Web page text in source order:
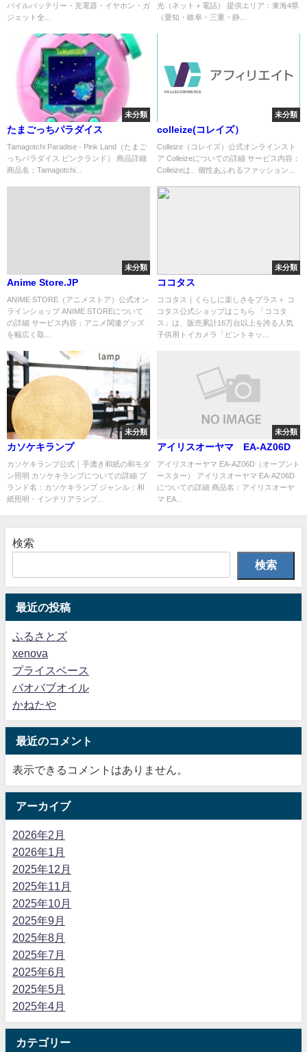
バイルバッテリー・充電器・イヤホン・ガ
ジェット全...
光（ネット＋電話） 提供エリア：東海4県
（愛知・岐阜・三重・静...
未分類
たまごっちパラダイス
Tamagotchi Paradise - Pink Land（たまご
っちパラダイス ピンクランド） 商品詳細
商品名：Tamagotchi...
未分類
colleize(コレイズ）
Colleize（コレイズ）公式オンラインスト
ア Colleizeについての詳細 サービス内容：
Colleizeは、個性あふれるファッション...
未分類
Anime Store.JP
ANIME STORE（アニメストア）公式オン
ラインショップ ANIME STOREについて
の詳細 サービス内容：アニメ関連グッズ
を幅広く取...
未分類
ココタス
ココタス｜くらしに楽しさをプラス＋ コ
コタス公式ショップはこちら 「ココタ
ス」は、販売累計16万台以上を誇る人気
子供用トイカメラ「ピントキッ...
未分類
カソケキランプ
カソケキランプ公式｜手漉き和紙の和モダ
ン照明 カソケキランプについての詳細 ブ
ランド名：カソケキランプ ジャンル：和
紙照明・インテリアランプ...
未分類
アイリスオーヤマ EA-AZ06D
アイリスオーヤマ EA-AZ06D（オーブント
ースター） アイリスオーヤマ EA-AZ06D
についての詳細 商品名：アイリスオーヤ
マ EA...
検索
検索
最近の投稿
ふるさとズ
xenova
プライスベース
バオバブオイル
かねたや
最近のコメント
表示できるコメントはありません。
アーカイブ
2026年2月
2026年1月
2025年12月
2025年11月
2025年10月
2025年9月
2025年8月
2025年7月
2025年6月
2025年5月
2025年4月
カテゴリー